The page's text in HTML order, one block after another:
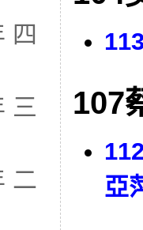
四
三
二
107
亞